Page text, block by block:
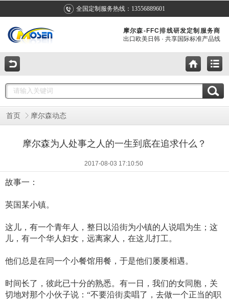
全国定制服务热线：13556889601
摩尔森-FFC排线研发定制服务商
出口欧美日韩 · 共享国际标准产品线
首页 摩尔森动态
摩尔森为人处事之人的一生到底在追求什么？
2017-08-03 17:10:50
故事一：
英国某小镇。
这儿，有一个青年人，整日以沿街为小镇的人说唱为生；这
儿，有一个华人妇女，远离家人，在这儿打工。
他们总是在同一个小餐馆用餐，于是他们屡屡相遇。
时间长了，彼此已十分的熟悉。有一日，我们的女同胞，关
切地对那个小伙子说：“不要沿街卖唱了，去做一个正当的职